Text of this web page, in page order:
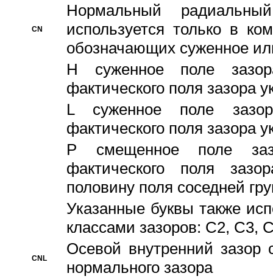
CN
Hормальный
используется только в
обозначающих суженное
H суженное поле
фактического поля зазора
L суженное поле
фактического поля зазора
P смещенное поле
фактического поля
половину поля соседней
Указанные буквы также
классами зазоров: С2,
CNL
Осевой внутренний зазор
нормального зазора